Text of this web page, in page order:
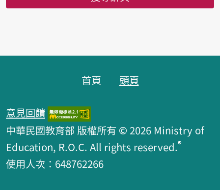
首頁 頭頁
意見回饋
中華民國教育部 版權所有 © 2026 Ministry of
Education, R.O.C. All rights reserved.®
使用人次：648762266